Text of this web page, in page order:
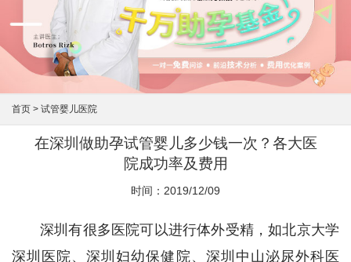
首页 > 试管婴儿医院
在深圳做助孕试管婴儿多少钱一次？各大医
院成功率及费用
时间：2019/12/09
深圳有很多医院可以进行体外受精，如北京大学
深圳医院、深圳妇幼保健院、深圳中山泌尿外科医